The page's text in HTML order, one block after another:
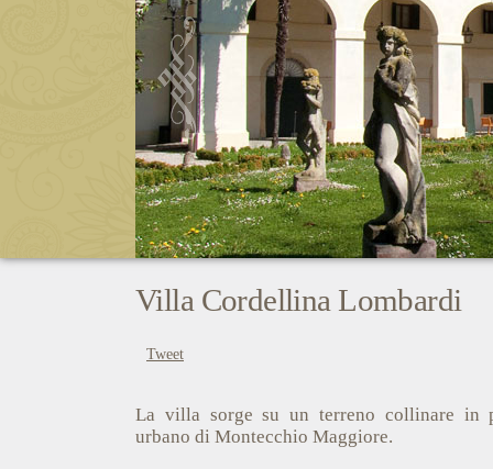
Villa Cordellina Lombardi
Tweet
La villa sorge su un terreno collinare in
urbano di Montecchio Maggiore.